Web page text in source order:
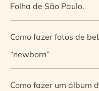
Folha de São Paulo.
Como fazer fotos de
“newborn”
Como fazer um álbum